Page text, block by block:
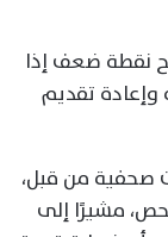
نقطة ضعف إذا
وإعادة تقديم
صحفية من قبل،
مشيرًا إلى